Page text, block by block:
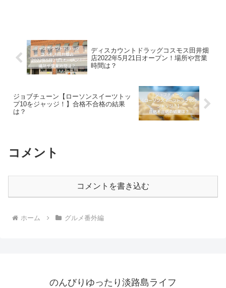
ディスカウントドラッグコスモス田井畑
店2022年5月21日オープン！場所や営業
時間は？
ジョブチューン【ローソンスイーツトッ
プ10をジャッジ！】合格不合格の結果
は？
コメント
コメントを書き込む
ホーム グルメ番外編
のんびりゆったり淡路島ライフ